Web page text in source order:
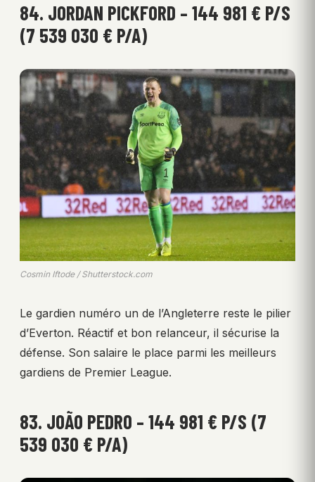
84. JORDAN PICKFORD – 144 981 € P/S
(7 539 030 € P/A)
Cosmin Iftode / Shutterstock.com
Le gardien numéro un de l’Angleterre reste le pilier
d’Everton. Réactif et bon relanceur, il sécurise la
défense. Son salaire le place parmi les meilleurs
gardiens de Premier League.
83. JOÃO PEDRO – 144 981 € P/S (7
539 030 € P/A)